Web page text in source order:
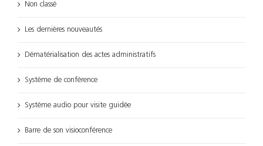
Non classé
Les dernières nouveautés
Dématérialisation des actes administratifs
Système de conférence
Système audio pour visite guidée
Barre de son visioconférence